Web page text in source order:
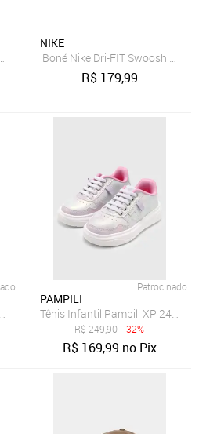
Bordado Hering
NIKE
Boné Nike Dri-FIT Swoosh
R$ 179,99
Mini Branco
Patrocinado
PAMPILI
Tênis Infantil Pampili XP 24 Tie
R$249,90 - 32%
R$ 169,99 no Pix